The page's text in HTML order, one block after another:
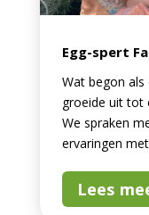
Egg-spert
Wat begon als
groeide uit tot
We spraken
ervaringen
Lees